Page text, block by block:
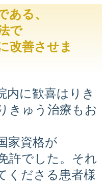
ある、
で
改善させま
内に歓喜はりき
きゅう治療もお
家資格が
許でした。それ
くださる患者様